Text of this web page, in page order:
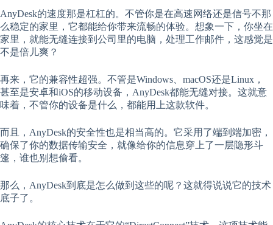
AnyDesk的速度那是杠杠的。不管你是在高速网络还是信号不那
么稳定的家里，它都能给你带来流畅的体验。想象一下，你坐在
家里，就能无缝连接到公司里的电脑，处理工作邮件，这感觉是
不是倍儿爽？
再来，它的兼容性超强。不管是Windows、macOS还是Linux，
甚至是安卓和iOS的移动设备，AnyDesk都能无缝对接。这就意
味着，不管你的设备是什么，都能用上这款软件。
而且，AnyDesk的安全性也是相当高的。它采用了端到端加密，
确保了你的数据传输安全，就像给你的信息穿上了一层隐形斗
篷，谁也别想偷看。
那么，AnyDesk到底是怎么做到这些的呢？这就得说说它的技术
底子了。